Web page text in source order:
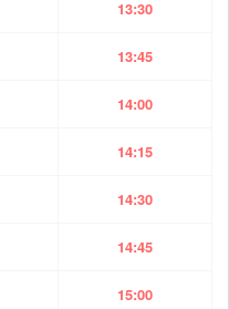
13:30
13:45
14:00
14:15
14:30
14:45
15:00